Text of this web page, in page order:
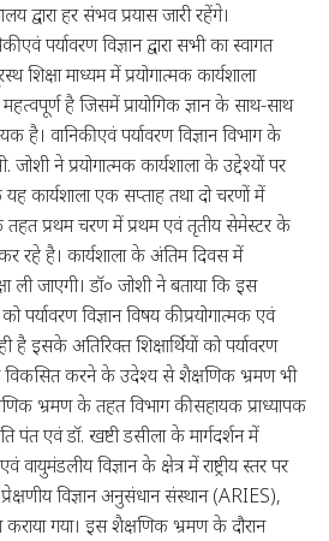
द्वारा हर संभव प्रयास जारी रहेंगे।
एवं पर्यावरण विज्ञान द्वारा सभी का स्वागत
माध्यम में प्रयोगात्मक कार्यशाला
है जिसमें प्रायोगिक ज्ञान के साथ-साथ
है। वानिकी एवं पर्यावरण विज्ञान विभाग के
ने प्रयोगात्मक कार्यशाला के उद्देश्यों पर
यह कार्यशाला एक सप्ताह तथा दो चरणों में
प्रथम चरण में प्रथम एवं तृतीय सेमेस्टर के
रहे है। कार्यशाला के अंतिम दिवस में
ली जाएगी। डॉ० जोशी ने बताया कि इस
को पर्यावरण विज्ञान विषय की प्रयोगात्मक एवं
है इसके अतिरिक्त शिक्षार्थियों को पर्यावरण
विकसित करने के उदेश्य से शैक्षणिक भ्रमण भी
भ्रमण के तहत विभाग की सहायक प्राध्यापक
पंत एवं डॉ. खष्टी डसीला के मार्गदर्शन में
वायुमंडलीय विज्ञान के क्षेत्र में राष्ट्रीय स्तर पर
विज्ञान अनुसंधान संस्थान (ARIES),
कराया गया। इस शैक्षणिक भ्रमण के दौरान